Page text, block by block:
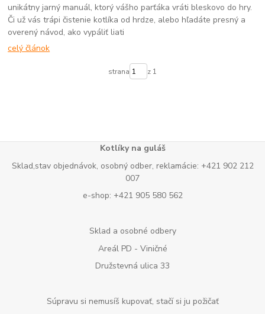
unikátny jarný manuál, ktorý vášho parťáka vráti bleskovo do hry.
Či už vás trápi čistenie kotlíka od hrdze, alebo hľadáte presný a
overený návod, ako vypáliť liati
celý článok
strana z 1
Kotlíky na guláš
Sklad,stav objednávok, osobný odber, reklamácie: +421 902 212
007
e-shop: +421 905 580 562
Sklad a osobné odbery
Areál PD - Viničné
Družstevná ulica 33
Súpravu si nemusíš kupovať, stačí si ju požičať